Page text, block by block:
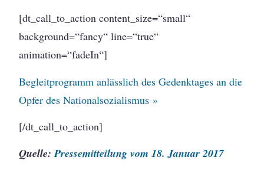
[dt_call_to_action content_size=“small“
background=“fancy“ line=“true“
animation=“fadeIn“]
Begleitprogramm anlässlich des Gedenktages an die
Opfer des Nationalsozialismus »
[/dt_call_to_action]
Quelle:Pressemitteilung vom 18. Januar 2017